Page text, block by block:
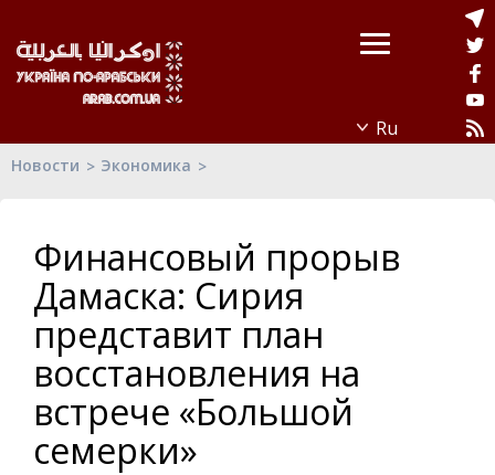
Новости Экономика
Финансовый прорыв
Дамаска: Сирия
представит план
восстановления на
встрече «Большой
семерки»